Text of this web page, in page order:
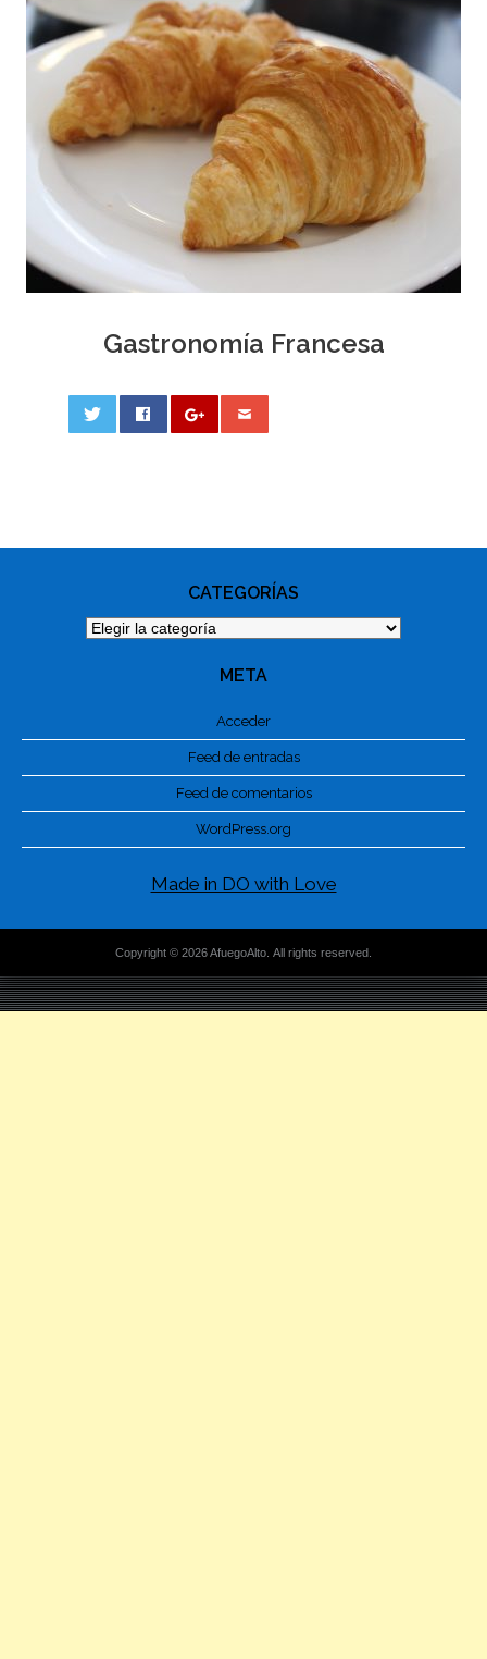
Gastronomía Francesa
NAVIGATION
CATEGORÍAS
Categorías
META
Acceder
Feed de entradas
Feed de comentarios
WordPress.org
Made in DO with Love
Copyright © 2026 AfuegoAlto. All rights reserved.